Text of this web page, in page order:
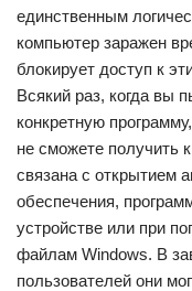
единственным
компьютер заражен
блокирует доступ к
Всякий раз, когда вы
конкретную
не сможете получить
связана с открытием
обеспечения,
устройстве или при
файлам Windows. В
пользователей они